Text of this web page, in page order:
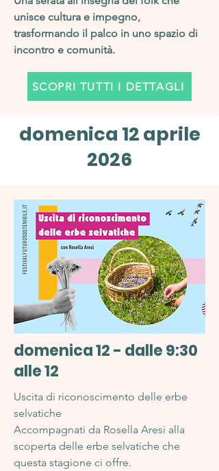
unisce cultura e impegno,
trasformando il palco in uno spazio di
incontro e comunità.
SCOPRI TUTTI I DETTAGLI
domenica 12 aprile
2026
domenica 12 - dalle 9:30
alle 12
Uscita di riconoscimento delle erbe
selvatiche
Accompagnati da Rosella Aresi alla
scoperta delle erbe selvatiche che
questa stagione ci offre.